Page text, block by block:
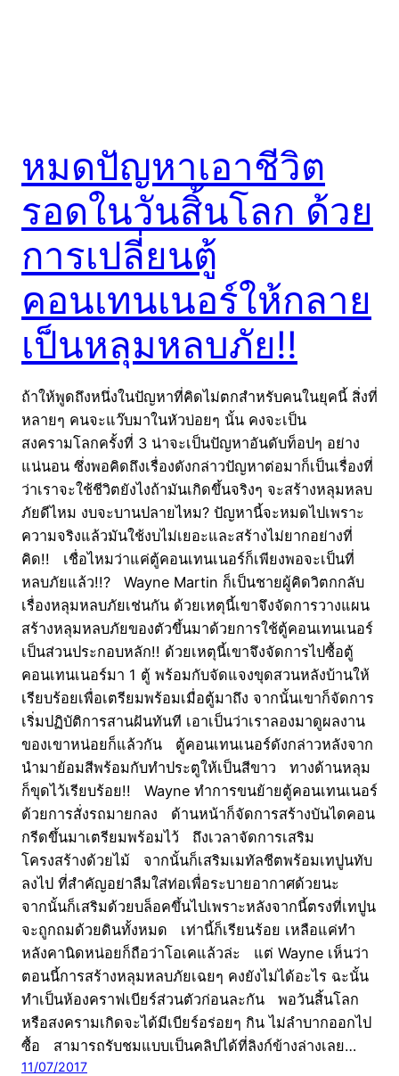
หมดปัญหาเอาชีวิต
รอดในวันสิ้นโลก ด้วย
การเปลี่ยนตู้
คอนเทนเนอร์ให้กลาย
เป็นหลุมหลบภัย!!
ถ้าให้พูดถึงหนึ่งในปัญหาที่คิดไม่ตกสำหรับคนในยุคนี้ สิ่งที่
หลายๆ คนจะแว๊บมาในหัวบ่อยๆ นั้น คงจะเป็น
สงครามโลกครั้งที่ 3 น่าจะเป็นปัญหาอันดับท็อปๆ อย่าง
แน่นอน ซึ่งพอคิดถึงเรื่องดังกล่าวปัญหาต่อมาก็เป็นเรื่องที่
ว่าเราจะใช้ชีวิตยังไงถ้ามันเกิดขึ้นจริงๆ จะสร้างหลุมหลบ
ภัยดีไหม งบจะบานปลายไหม? ปัญหานี้จะหมดไปเพราะ
ความจริงแล้วมันใช้งบไม่เยอะและสร้างไม่ยากอย่างที่
คิด!! เชื่อไหมว่าแค่ตู้คอนเทนเนอร์ก็เพียงพอจะเป็นที่
หลบภัยแล้ว!!? Wayne Martin ก็เป็นชายผู้คิดวิตกกลับ
เรื่องหลุมหลบภัยเช่นกัน ด้วยเหตุนี้เขาจึงจัดการวางแผน
สร้างหลุมหลบภัยของตัวขึ้นมาด้วยการใช้ตู้คอนเทนเนอร์
เป็นส่วนประกอบหลัก!! ด้วยเหตุนี้เขาจึงจัดการไปซื้อตู้
คอนเทนเนอร์มา 1 ตู้ พร้อมกับจัดแจงขุดสวนหลังบ้านให้
เรียบร้อยเพื่อเตรียมพร้อมเมื่อตู้มาถึง จากนั้นเขาก็จัดการ
เริ่มปฏิบัติการสานฝันทันที เอาเป็นว่าเราลองมาดูผลงาน
ของเขาหน่อยก็แล้วกัน ตู้คอนเทนเนอร์ดังกล่าวหลังจาก
นำมาย้อมสีพร้อมกับทำประตูให้เป็นสีขาว ทางด้านหลุม
ก็ขุดไว้เรียบร้อย!! Wayne ทำการขนย้ายตู้คอนเทนเนอร์
ด้วยการสั่งรถมายกลง ด้านหน้าก็จัดการสร้างบันไดคอน
กรีดขึ้นมาเตรียมพร้อมไว้ ถึงเวลาจัดการเสริม
โครงสร้างด้วยไม้ จากนั้นก็เสริมเมทัลชีตพร้อมเทปูนทับ
ลงไป ที่สำคัญอย่าลืมใส่ท่อเพื่อระบายอากาศด้วยนะ
จากนั้นก็เสริมด้วยบล็อคขึ้นไปเพราะหลังจากนี้ตรงที่เทปูน
จะถูกถมด้วยดินทั้งหมด เท่านี้ก็เรียนร้อย เหลือแค่ทำ
หลังคานิดหน่อยก็ถือว่าโอเคแล้วล่ะ แต่ Wayne เห็นว่า
ตอนนี้การสร้างหลุมหลบภัยเฉยๆ คงยังไม่ได้อะไร ฉะนั้น
ทำเป็นห้องคราฟเบียร์ส่วนตัวก่อนละกัน พอวันสิ้นโลก
หรือสงครามเกิดจะได้มีเบียร์อร่อยๆ กิน ไม่ลำบากออกไป
ซื้อ สามารถรับชมแบบเป็นคลิปได้ที่ลิงก์ข้างล่างเลย…
11/07/2017